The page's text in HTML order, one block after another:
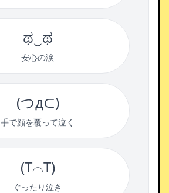
ಥ‿ಥ
安心の涙
(つд⊂)
手で顔を覆って泣く
(T⌓T)
ぐったり泣き